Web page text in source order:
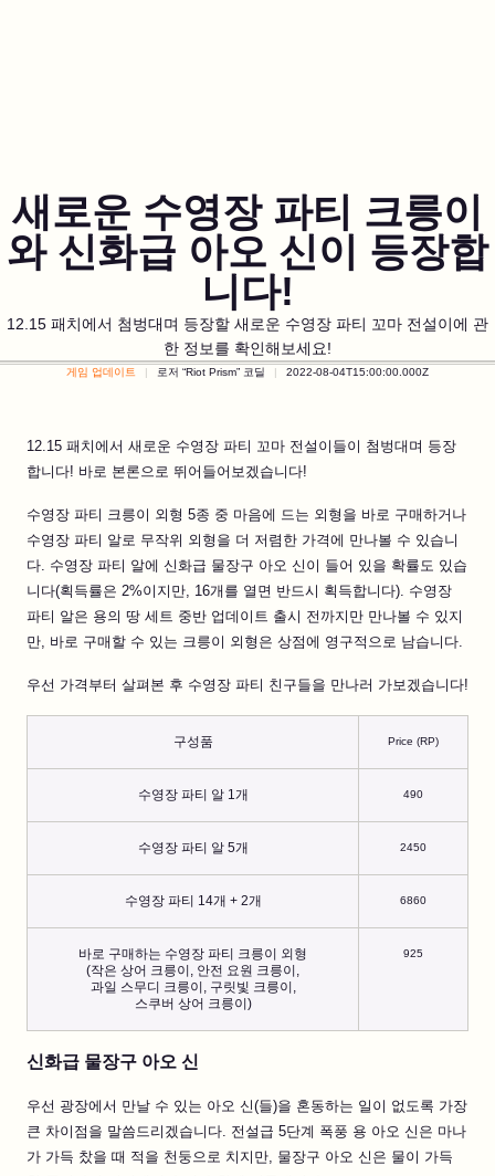
새로운 수영장 파티 크릉이
와 신화급 아오 신이 등장합
니다!
12.15 패치에서 첨벙대며 등장할 새로운 수영장 파티 꼬마 전설이에 관
한 정보를 확인해보세요!
게임 업데이트 로저 “Riot Prism” 코딜 2022-08-04T15:00:00.000Z
12.15 패치에서 새로운 수영장 파티 꼬마 전설이들이 첨벙대며 등장
합니다! 바로 본론으로 뛰어들어보겠습니다!
수영장 파티 크릉이 외형 5종 중 마음에 드는 외형을 바로 구매하거나
수영장 파티 알로 무작위 외형을 더 저렴한 가격에 만나볼 수 있습니
다. 수영장 파티 알에 신화급 물장구 아오 신이 들어 있을 확률도 있습
니다(획득률은 2%이지만, 16개를 열면 반드시 획득합니다). 수영장
파티 알은 용의 땅 세트 중반 업데이트 출시 전까지만 만나볼 수 있지
만, 바로 구매할 수 있는 크릉이 외형은 상점에 영구적으로 남습니다.
우선 가격부터 살펴본 후 수영장 파티 친구들을 만나러 가보겠습니다!
구성품 Price (RP)
수영장 파티 알 1개 490
수영장 파티 알 5개 2450
수영장 파티 14개 + 2개 6860
바로 구매하는 수영장 파티 크릉이 외형
(작은 상어 크릉이, 안전 요원 크릉이,
과일 스무디 크릉이, 구릿빛 크릉이,
스쿠버 상어 크릉이)
925
신화급 물장구 아오 신
우선 광장에서 만날 수 있는 아오 신(들)을 혼동하는 일이 없도록 가장
큰 차이점을 말씀드리겠습니다. 전설급 5단계 폭풍 용 아오 신은 마나
가 가득 찼을 때 적을 천둥으로 치지만, 물장구 아오 신은 물이 가득